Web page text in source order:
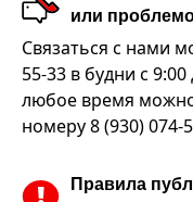
или
Связаться с нами
55-33 в будни с
любое время
номеру 8 (930) 074-
Правила